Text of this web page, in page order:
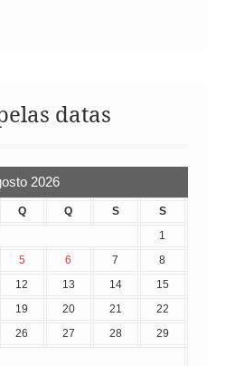
datas
2026
Q Q S
S
1
5 6 7
8
12 13 14
15
19 20 21
22
26 27 28
29